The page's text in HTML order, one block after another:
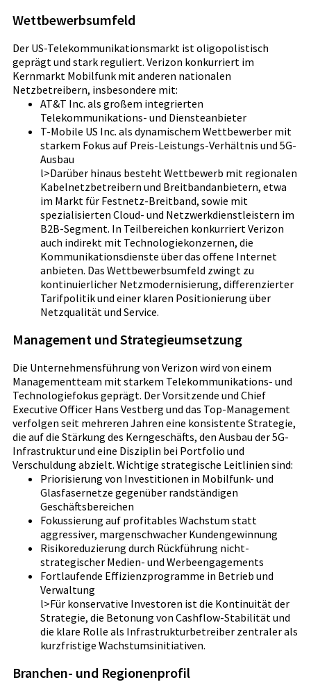
Wettbewerbsumfeld
Der US-Telekommunikationsmarkt ist oligopolistisch
geprägt und stark reguliert. Verizon konkurriert im
Kernmarkt Mobilfunk mit anderen nationalen
Netzbetreibern, insbesondere mit:
AT&T Inc. als großem integrierten
Telekommunikations- und Diensteanbieter
T-Mobile US Inc. als dynamischem Wettbewerber mit
starkem Fokus auf Preis-Leistungs-Verhältnis und 5G-
Ausbau
l>Darüber hinaus besteht Wettbewerb mit regionalen
Kabelnetzbetreibern und Breitbandanbietern, etwa
im Markt für Festnetz-Breitband, sowie mit
spezialisierten Cloud- und Netzwerkdienstleistern im
B2B-Segment. In Teilbereichen konkurriert Verizon
auch indirekt mit Technologiekonzernen, die
Kommunikationsdienste über das offene Internet
anbieten. Das Wettbewerbsumfeld zwingt zu
kontinuierlicher Netzmodernisierung, differenzierter
Tarifpolitik und einer klaren Positionierung über
Netzqualität und Service.
Management und Strategieumsetzung
Die Unternehmensführung von Verizon wird von einem
Managementteam mit starkem Telekommunikations- und
Technologiefokus geprägt. Der Vorsitzende und Chief
Executive Officer Hans Vestberg und das Top-Management
verfolgen seit mehreren Jahren eine konsistente Strategie,
die auf die Stärkung des Kerngeschäfts, den Ausbau der 5G-
Infrastruktur und eine Disziplin bei Portfolio und
Verschuldung abzielt. Wichtige strategische Leitlinien sind:
Priorisierung von Investitionen in Mobilfunk- und
Glasfasernetze gegenüber randständigen
Geschäftsbereichen
Fokussierung auf profitables Wachstum statt
aggressiver, margenschwacher Kundengewinnung
Risikoreduzierung durch Rückführung nicht-
strategischer Medien- und Werbeengagements
Fortlaufende Effizienzprogramme in Betrieb und
Verwaltung
l>Für konservative Investoren ist die Kontinuität der
Strategie, die Betonung von Cashflow-Stabilität und
die klare Rolle als Infrastrukturbetreiber zentraler als
kurzfristige Wachstumsinitiativen.
Branchen- und Regionenprofil